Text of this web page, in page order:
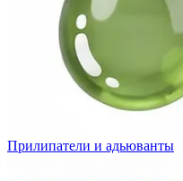
Прилипатели и адьюванты